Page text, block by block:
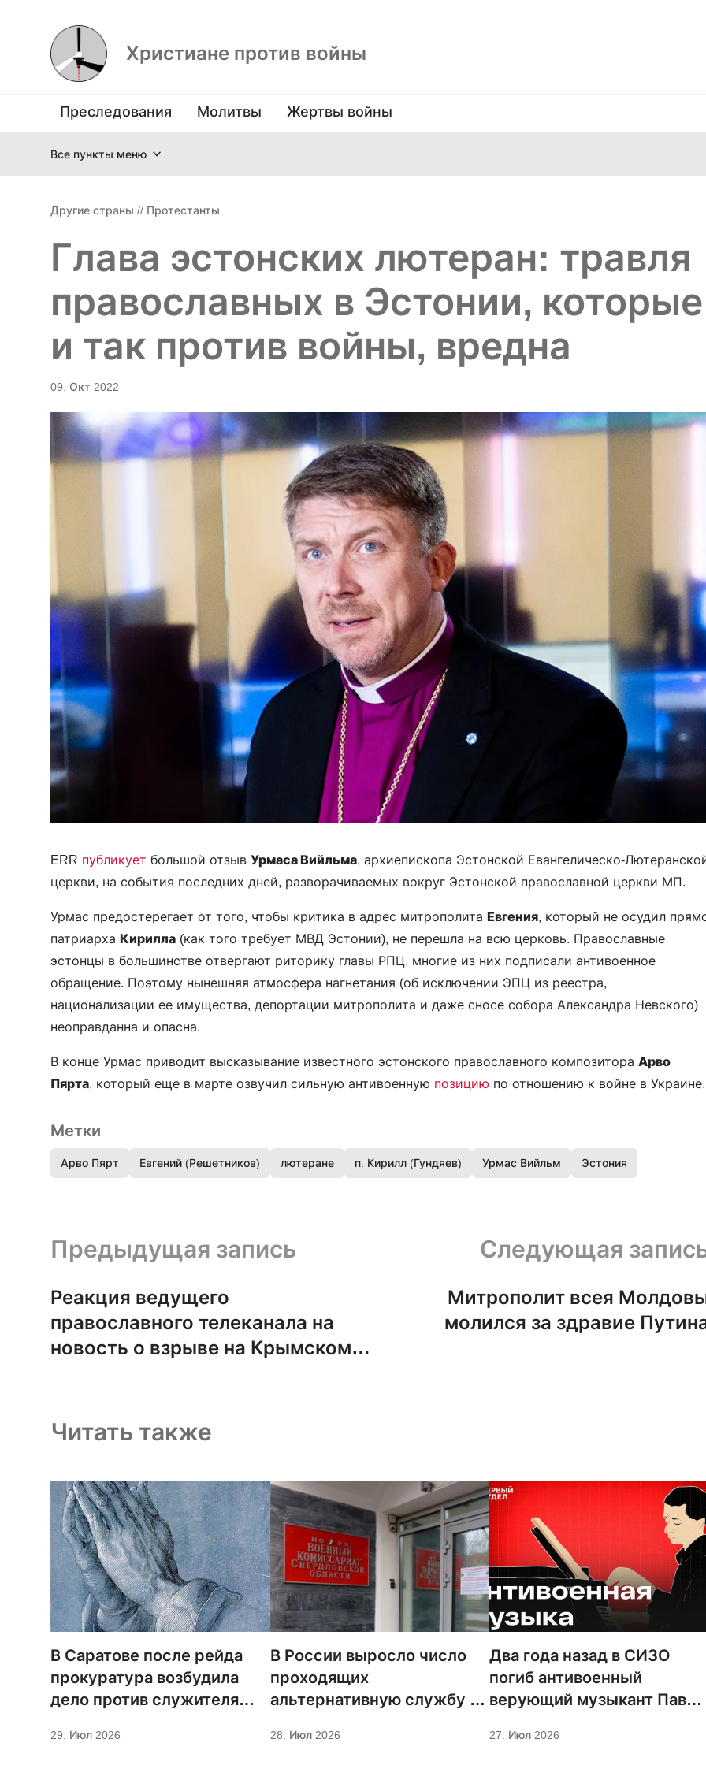
Христиане против войны
Преследования Молитвы Жертвы войны
Все пункты меню
Другие страны // Протестанты
Глава эстонских лютеран: травля
православных в Эстонии, которые
и так против войны, вредна
09. Окт 2022
ERR публикует большой отзыв Урмаса Вийльма, архиепископа Эстонской Евангелическо-
церкви, на события последних дней, разворачиваемых вокруг Эстонской православной церкви МП.
Урмас предостерегает от того, чтобы критика в адрес митрополита Евгения, который не осудил
патриарха Кирилла (как того требует МВД Эстонии), не перешла на всю церковь. Православные
эстонцы в большинстве отвергают риторику главы РПЦ, многие из них подписали антивоенное
обращение. Поэтому нынешняя атмосфера нагнетания (об исключении ЭПЦ из реестра,
национализации ее имущества, депортации митрополита и даже сносе собора Александра Невского)
неоправданна и опасна.
В конце Урмас приводит высказывание известного эстонского православного композитора Арво
Пярта, который еще в марте озвучил сильную антивоенную позицию по отношению к войне в Украине.
Метки
Арво Пярт Евгений (Решетников) лютеране п. Кирилл (Гундяев) Урмас Вийльм Эстония
Предыдущая запись и следующая запись
Предыдущая запись
Реакция ведущего
православного телеканала на
новость о взрыве на Крымском
Следующая
Митрополит всея
молился за здравие
Читать также
В Саратове после рейда
прокуратура возбудила
дело против служителя
29. Июл 2026
В России выросло число
проходящих
альтернативную службу —
сложнее
28. Июл 2026
Два года назад в СИЗО
погиб антивоенный
верующий музыкант Павел
27. Июл 2026